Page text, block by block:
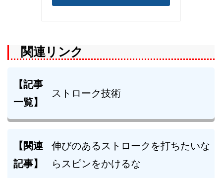
関連リンク
【記事
一覧】
ストローク技術
【関連
記事】
伸びのあるストロークを打ちたいな
らスピンをかけるな